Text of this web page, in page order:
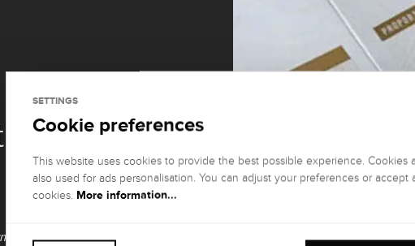
und
Alle Steine ab 0,3 Karat sind mit
SETTINGS
Cookie preferences
This website uses cookies to provide the best possible experience. Cookies
also used for ads personalisation. You can adjust your preferences or accept
cookies. More information...